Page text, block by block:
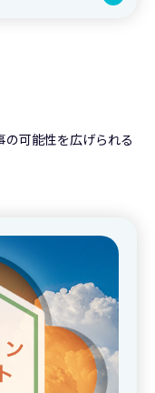
の可能性を広げられる